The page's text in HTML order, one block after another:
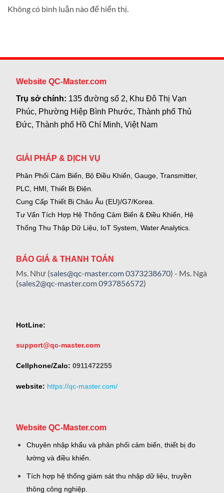
Không có bình luận nào để hiển thị.
Website QC-Master.com
Trụ sở chính: 135 đường số 2, Khu Đô Thị Vạn
Phúc, Phường Hiệp Bình Phước, Thành phố Thủ
Đức, Thành phố Hồ Chí Minh, Việt Nam
GIẢI PHÁP & DỊCH VỤ
Phân Phối Cảm Biến, Bộ Điều Khiển, Gauge, Transmitter,
PLC, HMI, Thiết Bị Điện.
Cung Cấp Thiết Bị Châu Âu (EU)/G7/Korea.
Tư Vấn Tích Hợp Hệ Thống Cảm Biến & Điều Khiển, Hệ
Thống Thu Thập Dữ Liệu, IoT System, Water Analytics.
BÁO GIÁ & THANH TOÁN
Ms. Như (sales@qc-master.com0373238670) - Ms. Ngà
(sales2@qc-master.com0937856572)
HotLine:
support@qc-master.com
Cellphone/Zalo: 0911472255
website: https://qc-master.com/
Website QC-Master.com
Chuyên nhập khẩu và phân phối cảm biến, thiết bị đo
lường và điều khiển.
Tích hợp hệ thống giám sát thu nhập dữ liệu, truyền
thông công nghiệp.